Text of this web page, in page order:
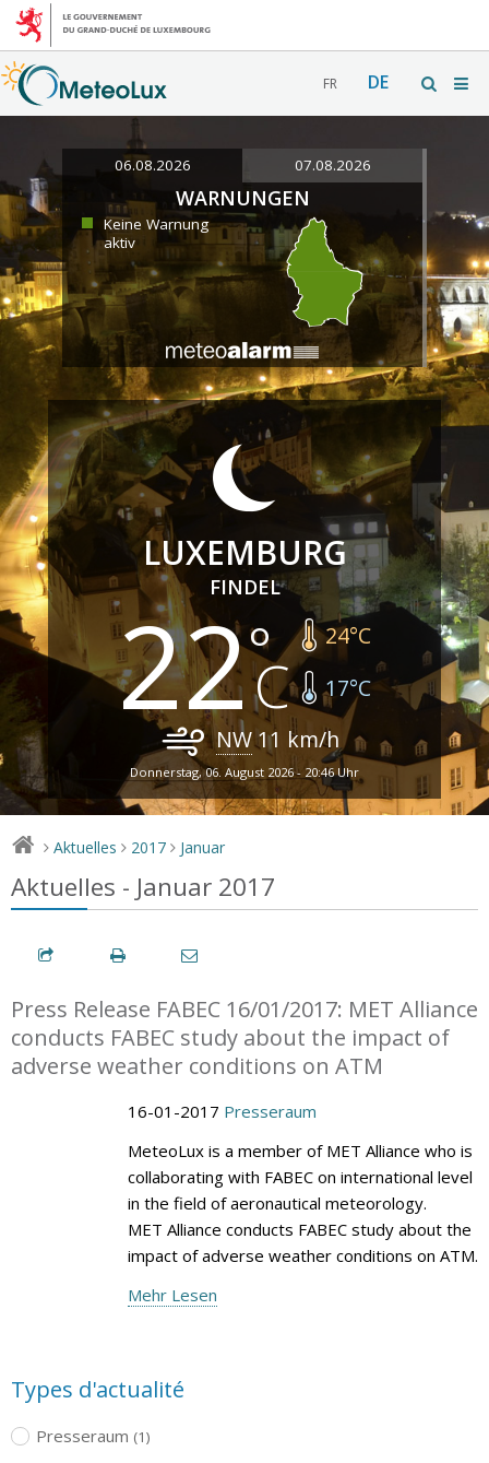
FR DE
06.08.2026 07.08.2026
WARNUNGEN
Keine Warnung
aktiv
LUXEMBURG
FINDEL
22 24°C
17°C
NW11 km/h
Donnerstag, 06. August 2026 - 20:46 Uhr
> Aktuelles > 2017 > Januar
Aktuelles - Januar 2017
Press Release FABEC 16/01/2017: MET Alliance
conducts FABEC study about the impact of
adverse weather conditions on ATM
16-01-2017 Presseraum
MeteoLux is a member of MET Alliance who is
collaborating with FABEC on international level
in the field of aeronautical meteorology.
MET Alliance conducts FABEC study about the
impact of adverse weather conditions on ATM.
Mehr Lesen
Types d'actualité
Presseraum (1)